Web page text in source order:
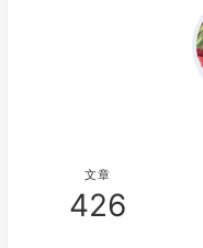
文章
426